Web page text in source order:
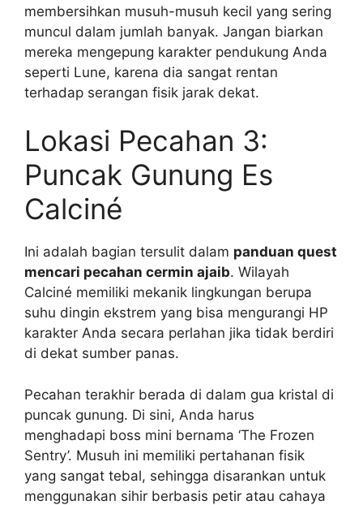
membersihkan musuh-musuh kecil yang sering
muncul dalam jumlah banyak. Jangan biarkan
mereka mengepung karakter pendukung Anda
seperti Lune, karena dia sangat rentan
terhadap serangan fisik jarak dekat.
Lokasi Pecahan 3:
Puncak Gunung Es
Calciné
Ini adalah bagian tersulit dalam panduan quest
mencari pecahan cermin ajaib. Wilayah
Calciné memiliki mekanik lingkungan berupa
suhu dingin ekstrem yang bisa mengurangi HP
karakter Anda secara perlahan jika tidak berdiri
di dekat sumber panas.
Pecahan terakhir berada di dalam gua kristal di
puncak gunung. Di sini, Anda harus
menghadapi boss mini bernama ‘The Frozen
Sentry’. Musuh ini memiliki pertahanan fisik
yang sangat tebal, sehingga disarankan untuk
menggunakan sihir berbasis petir atau cahaya